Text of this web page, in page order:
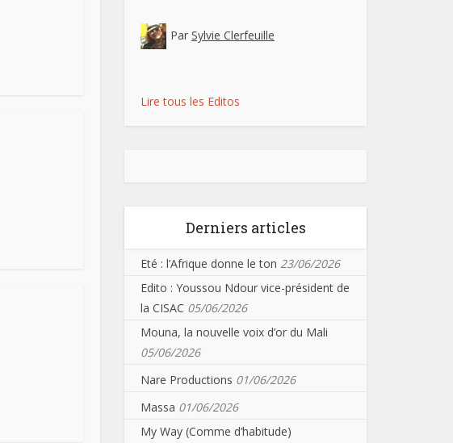
Par Sylvie Clerfeuille
Lire tous les Editos
Derniers articles
Eté : l’Afrique donne le ton 23/06/2026
Edito : Youssou Ndour vice-président de
la CISAC 05/06/2026
Mouna, la nouvelle voix d’or du Mali
05/06/2026
Nare Productions 01/06/2026
Massa 01/06/2026
My Way (Comme d’habitude)